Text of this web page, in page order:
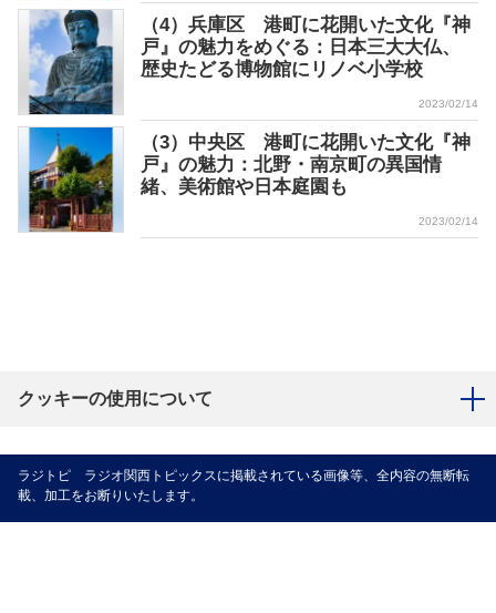
（4）兵庫区 港町に花開いた文化『神
戸』の魅力をめぐる：日本三大大仏、
歴史たどる博物館にリノベ小学校
2023/02/14
（3）中央区 港町に花開いた文化『神
戸』の魅力：北野・南京町の異国情
緒、美術館や日本庭園も
2023/02/14
クッキーの使用について
ラジトピ ラジオ関西トピックスに掲載されている画像等、全内容の無断転
載、加工をお断りいたします。